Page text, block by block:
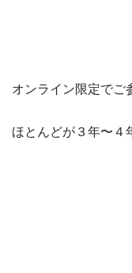
オンライン限定でご
ほとんどが３年〜４